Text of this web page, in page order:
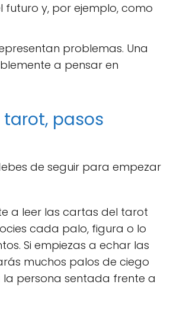
futuro y, por ejemplo, como
problemas. Una
a pensar en
pasos
de seguir para empezar
a leer las cartas del tarot
cada palo, figura o lo
Si empiezas a echar las
muchos palos de ciego
persona sentada frente a